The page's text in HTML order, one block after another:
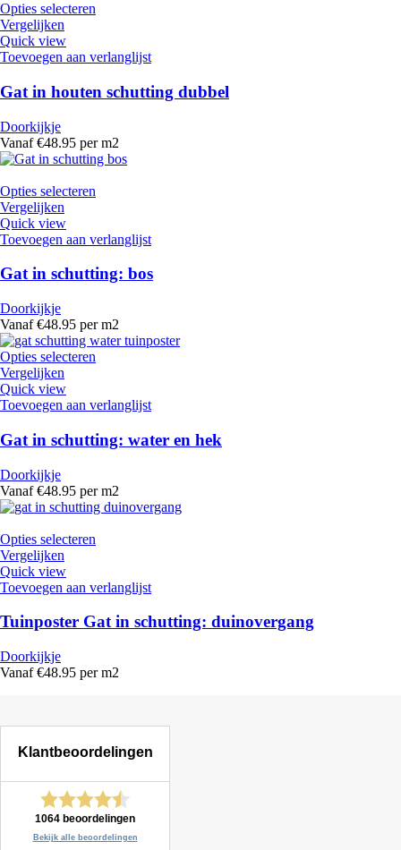
Opties selecteren
Vergelijken
Quick view
Toevoegen aan verlanglijst
Gat in houten schutting dubbel
Doorkijkje
Vanaf €48.95 per m2
Opties selecteren
Vergelijken
Quick view
Toevoegen aan verlanglijst
Gat in schutting: bos
Doorkijkje
Vanaf €48.95 per m2
Opties selecteren
Vergelijken
Quick view
Toevoegen aan verlanglijst
Gat in schutting: water en hek
Doorkijkje
Vanaf €48.95 per m2
Opties selecteren
Vergelijken
Quick view
Toevoegen aan verlanglijst
Tuinposter Gat in schutting: duinovergang
Doorkijkje
Vanaf €48.95 per m2